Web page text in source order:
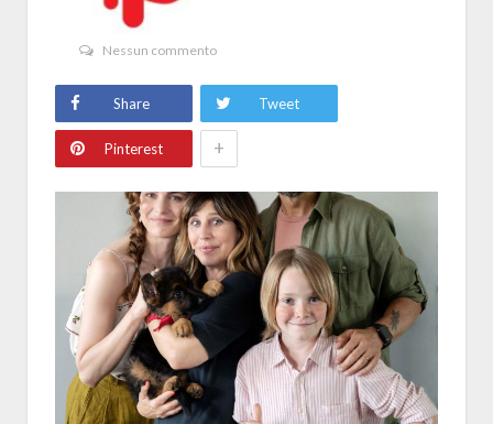
Nessun commento
Share Tweet
Pinterest +